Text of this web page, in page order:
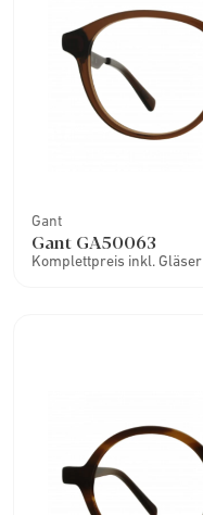
Gant
Gant GA50063
Komplettpreis inkl. Gläser